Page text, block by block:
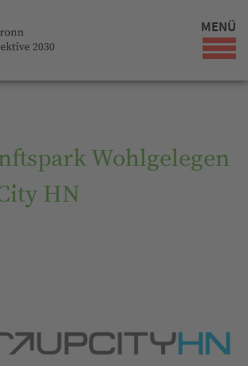
MENÜ
Wohlgelegen
HN